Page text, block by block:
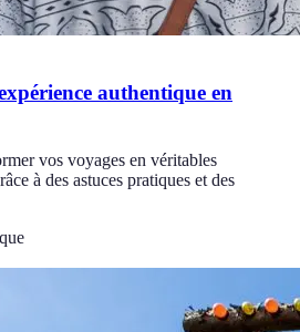
authentique en
vos voyages en véritables
à des astuces pratiques et des